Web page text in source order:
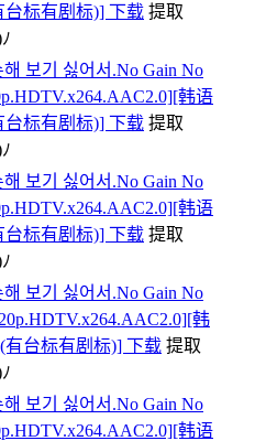
标有剧标)] 下载 提取
보기 싫어서.No Gain No
韩语
标有剧标)] 下载 提取
보기 싫어서.No Gain No
韩语
标有剧标)] 下载 提取
보기 싫어서.No Gain No
韩
台标有剧标)] 下载 提取
보기 싫어서.No Gain No
韩语